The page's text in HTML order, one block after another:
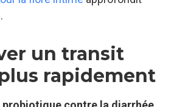
un transit
rapidement